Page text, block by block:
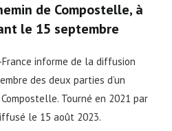
de Compostelle, à
le 15 septembre
informe de la diffusion
des deux parties d’un
Tourné en 2021 par
le 15 août 2023.